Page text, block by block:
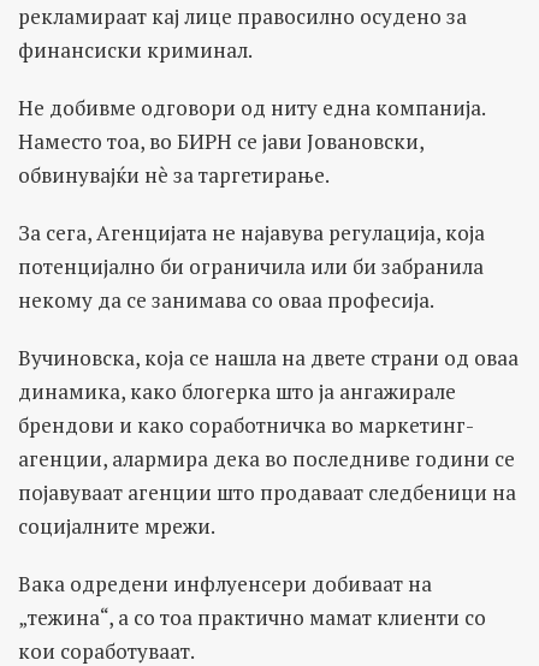
рекламираат кај лице правосилно осудено за
финансиски криминал.
Не добивме одговори од ниту една компанија.
Наместо тоа, во БИРН се јави Јовановски,
обвинувајќи нè за таргетирање.
За сега, Агенцијата не најавува регулација, која
потенцијално би ограничила или би забранила
некому да се занимава со оваа професија.
Вучиновска, која се нашла на двете страни од оваа
динамика, како блогерка што ја ангажирале
брендови и како соработничка во маркетинг-
агенции, алармира дека во последниве години се
појавуваат агенции што продаваат следбеници на
социјалните мрежи.
Вака одредени инфлуенсери добиваат на
„тежина“, а со тоа практично мамат клиенти со
кои соработуваат.